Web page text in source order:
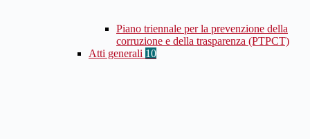
Piano triennale per la prevenzione della
corruzione e della trasparenza (PTPCT)
Atti generali 10